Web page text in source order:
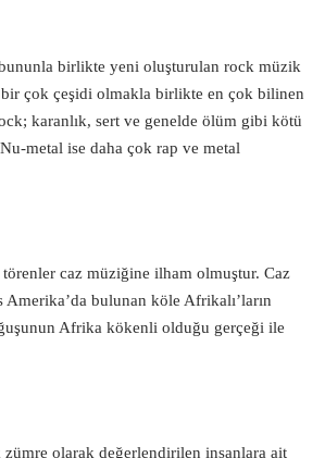
birlikte yeni oluşturulan rock müzik
çok çeşidi olmakla birlikte en çok bilinen
karanlık, sert ve genelde ölüm gibi kötü
metal ise daha çok rap ve metal
caz müziğine ilham olmuştur. Caz
bulunan köle Afrikalı’ların
Afrika kökenli olduğu gerçeği ile
olarak değerlendirilen insanlara ait